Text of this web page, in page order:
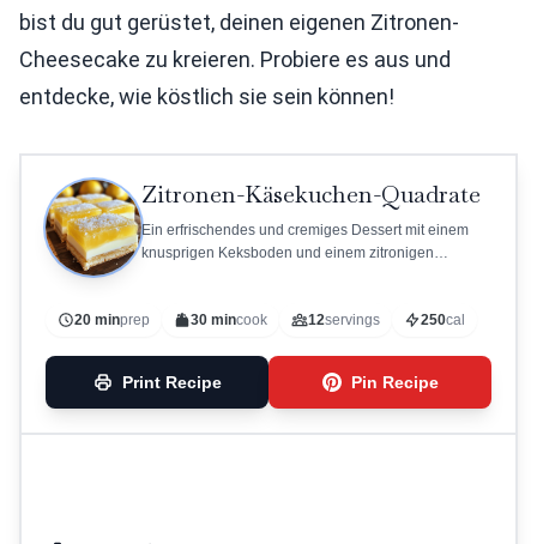
bist du gut gerüstet, deinen eigenen Zitronen-
Cheesecake zu kreieren. Probiere es aus und
entdecke, wie köstlich sie sein können!
Zitronen-Käsekuchen-Quadrate
Ein erfrischendes und cremiges Dessert mit einem
knusprigen Keksboden und einem zitronigen
20 minprep 30 mincook 12servings 250cal
Print Recipe Pin Recipe